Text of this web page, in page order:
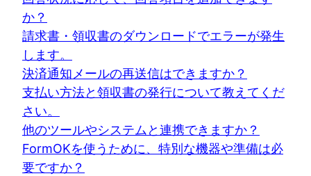
か？
請求書・領収書のダウンロードでエラーが発生
します。
決済通知メールの再送信はできますか？
支払い方法と領収書の発行について教えてくだ
さい。
他のツールやシステムと連携できますか？
FormOKを使うために、特別な機器や準備は必
要ですか？